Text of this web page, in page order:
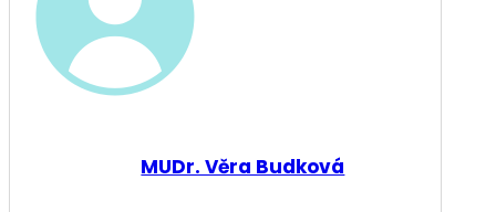
MUDr. Věra Budková